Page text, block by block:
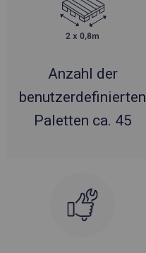
Anzahl der
benutzerdefinierten
Paletten ca. 45